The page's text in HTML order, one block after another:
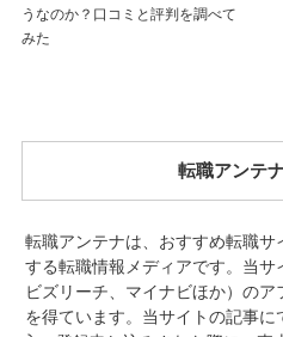
うなのか？口コミと評判を調べて
みた
転職アンテ
転職アンテナは、おすすめ転職
する転職情報メディアです。当サ
ビズリーチ、マイナビほか）の
を得ています。当サイトの記事